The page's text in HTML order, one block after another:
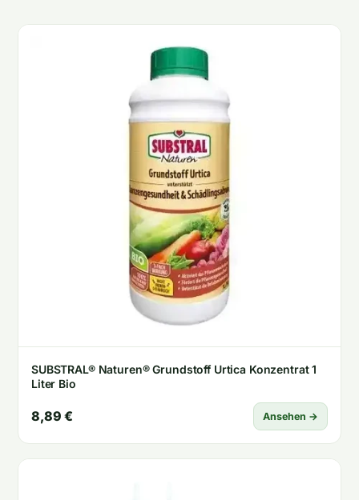
SUBSTRAL® Naturen® Grundstoff Urtica Konzentrat 1
Liter Bio
8,89 € Ansehen →